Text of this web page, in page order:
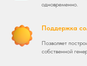
одновременно.
Поддержка
Позволяет
собственной